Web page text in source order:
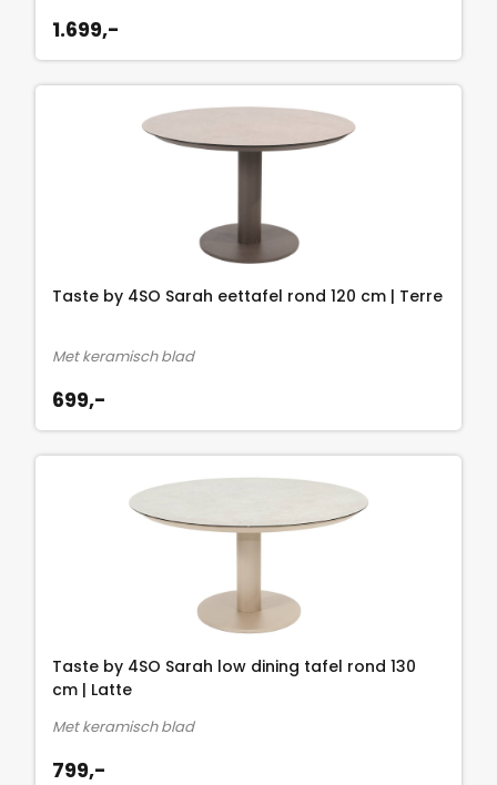
1.699,-
Taste by 4SO Sarah eettafel rond 120 cm | Terre
Met keramisch blad
699,-
Taste by 4SO Sarah low dining tafel rond 130
cm | Latte
Met keramisch blad
799,-